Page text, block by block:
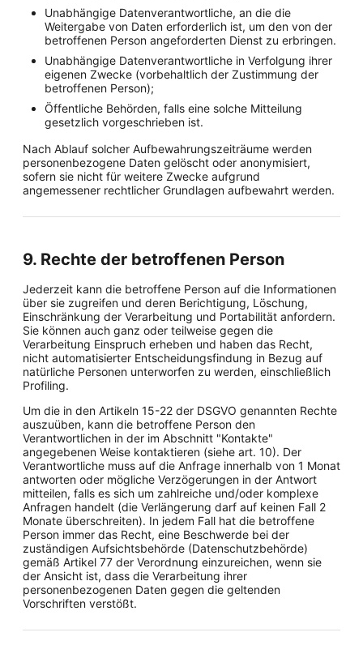
Unabhängige Datenverantwortliche, an die die
Weitergabe von Daten erforderlich ist, um den von der
betroffenen Person angeforderten Dienst zu erbringen.
Unabhängige Datenverantwortliche in Verfolgung ihrer
eigenen Zwecke (vorbehaltlich der Zustimmung der
betroffenen Person);
Öffentliche Behörden, falls eine solche Mitteilung
gesetzlich vorgeschrieben ist.
Nach Ablauf solcher Aufbewahrungszeiträume werden
personenbezogene Daten gelöscht oder anonymisiert,
sofern sie nicht für weitere Zwecke aufgrund
angemessener rechtlicher Grundlagen aufbewahrt werden.
9. Rechte der betroffenen Person
Jederzeit kann die betroffene Person auf die Informationen
über sie zugreifen und deren Berichtigung, Löschung,
Einschränkung der Verarbeitung und Portabilität anfordern.
Sie können auch ganz oder teilweise gegen die
Verarbeitung Einspruch erheben und haben das Recht,
nicht automatisierter Entscheidungsfindung in Bezug auf
natürliche Personen unterworfen zu werden, einschließlich
Profiling.
Um die in den Artikeln 15-22 der DSGVO genannten Rechte
auszuüben, kann die betroffene Person den
Verantwortlichen in der im Abschnitt "Kontakte"
angegebenen Weise kontaktieren (siehe art. 10). Der
Verantwortliche muss auf die Anfrage innerhalb von 1 Monat
antworten oder mögliche Verzögerungen in der Antwort
mitteilen, falls es sich um zahlreiche und/oder komplexe
Anfragen handelt (die Verlängerung darf auf keinen Fall 2
Monate überschreiten). In jedem Fall hat die betroffene
Person immer das Recht, eine Beschwerde bei der
zuständigen Aufsichtsbehörde (Datenschutzbehörde)
gemäß Artikel 77 der Verordnung einzureichen, wenn sie
der Ansicht ist, dass die Verarbeitung ihrer
personenbezogenen Daten gegen die geltenden
Vorschriften verstößt.